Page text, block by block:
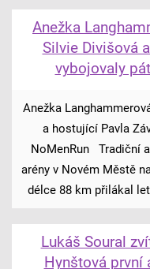
Anežka
Silvie Divišová
vybojovaly
Anežka
a hostující Pavla
NoMenRun Tradiční
arény v Novém Městě
délce 88 km přilákal
Lukáš Soural
Hynštová první